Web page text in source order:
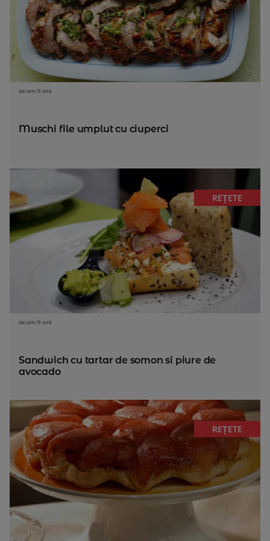
acum 11 ani
Muschi file umplut cu ciuperci
REȚETE
acum 11 ani
Sandwich cu tartar de somon si piure de
avocado
REȚETE